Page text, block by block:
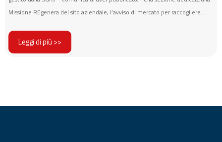
Missione REgenera del sito aziendale, l’avviso di mercato per raccogliere...
Leggi di più >>